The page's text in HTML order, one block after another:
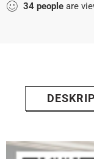
34 people are